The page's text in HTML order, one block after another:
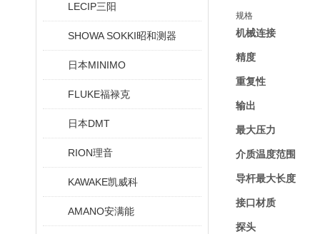
LECIP三阳
SHOWA SOKKI昭和测器
日本MINIMO
FLUKE福禄克
日本DMT
RION理音
KAWAKE凯威科
AMANO安满能
规格
机械连接
精度
重复性
输出
最大压力
介质温度范围
导杆最大长度
接口材质
探头